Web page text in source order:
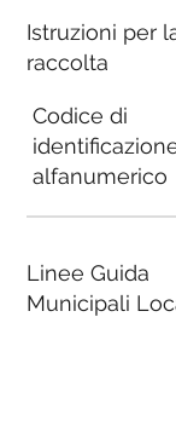
Istruzioni per
raccolta
Codice di
alfanumerico
Linee Guida
Municipali